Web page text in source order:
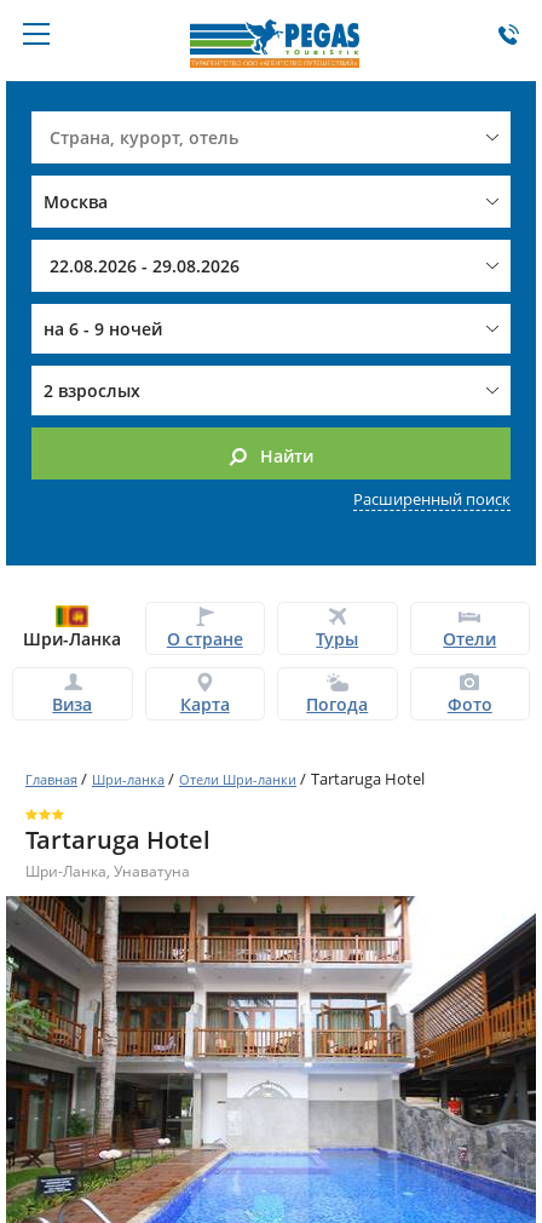
на 6 - 9 ночей
2 взрослых
Найти
Расширенный поиск
Шри-Ланка О стране Туры Отели
Виза Карта Погода Фото
Главная / Шри-ланка / Отели Шри-ланки / Tartaruga Hotel
Tartaruga Hotel
Шри-Ланка, Унаватуна